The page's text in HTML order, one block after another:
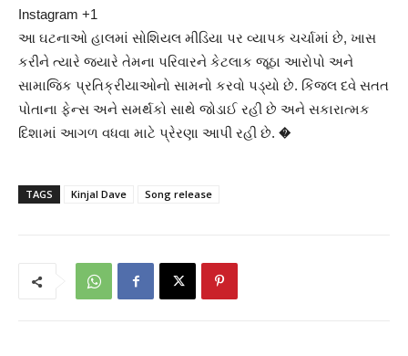
Instagram +1
આ ઘટનાઓ હાલમાં સોશિયલ મીડિયા પર વ્યાપક ચર્ચામાં છે, ખાસ
કરીને ત્યારે જ્યારે તેમના પરિવારને કેટલાક જૂઠા આરોપો અને
સામાજિક પ્રતિક્રીયાઓનો સામનો કરવો પડ્યો છે. કિંજલ દવે સતત
પોતાના ફેન્સ અને સમર્થકો સાથે જોડાઈ રહી છે અને સકારાત્મક
દિશામાં આગળ વધવા માટે પ્રેરણા આપી રહી છે. �
TAGS Kinjal Dave Song release